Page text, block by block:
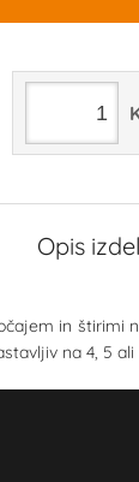
Opis
in štirimi
na 4, 5 ali